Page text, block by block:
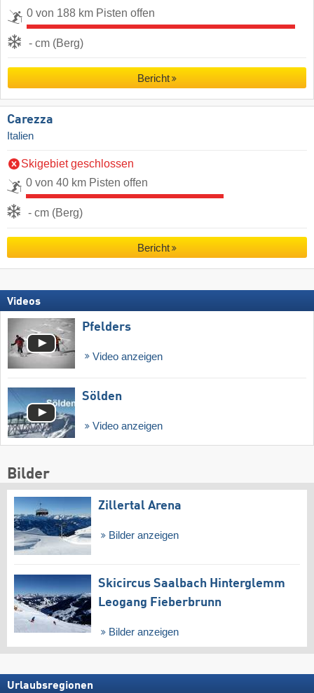
0 von 188 km Pisten offen
- cm (Berg)
Bericht
Carezza
Italien
Skigebiet geschlossen
0 von 40 km Pisten offen
- cm (Berg)
Bericht
Videos
Pfelders
Video anzeigen
Sölden
Video anzeigen
Bilder
Zillertal Arena
Bilder anzeigen
Skicircus Saalbach Hinterglemm
Leogang Fieberbrunn
Bilder anzeigen
Urlaubsregionen